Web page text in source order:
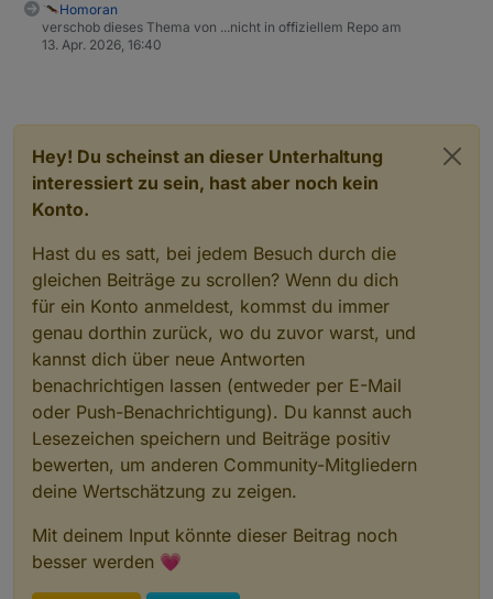
https://forum.iobroker.net/topic/26199/test-
adapter-material-design-widgets-v0-1-x
diese zuerst durchlesen, da dort viele Fragen zu
den Widget Einstellungen beantwortet wurden!
Homoran
verschob dieses Thema von ...nicht in offiziellem Repo am
13. Apr. 2026, 16:40
Hey! Du scheinst an dieser Unterhaltung
interessiert zu sein, hast aber noch kein
Konto.
Hast du es satt, bei jedem Besuch durch die
gleichen Beiträge zu scrollen? Wenn du dich
für ein Konto anmeldest, kommst du immer
genau dorthin zurück, wo du zuvor warst, und
kannst dich über neue Antworten
benachrichtigen lassen (entweder per E-Mail
oder Push-Benachrichtigung). Du kannst auch
Lesezeichen speichern und Beiträge positiv
bewerten, um anderen Community-Mitgliedern
deine Wertschätzung zu zeigen.
Mit deinem Input könnte dieser Beitrag noch
besser werden 💗